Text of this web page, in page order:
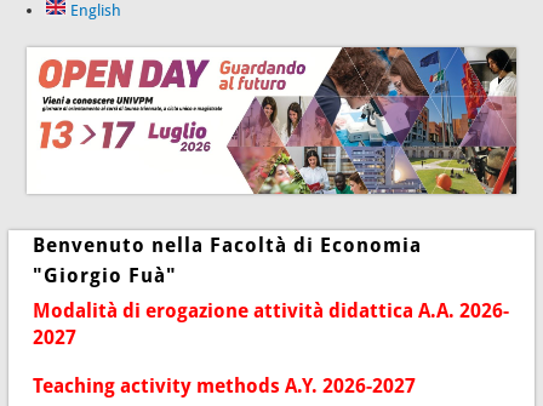
English
Benvenuto nella Facoltà di Economia
"Giorgio Fuà"
Modalità di erogazione attività didattica A.A. 2026-
2027
Teaching activity methods A.Y. 2026-2027